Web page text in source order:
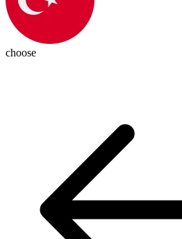
choose